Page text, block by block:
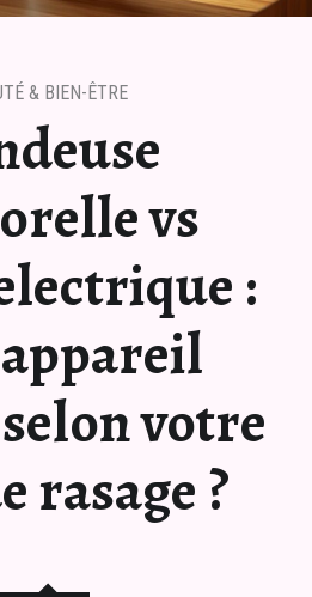
vs
:
votre
rasage ?
& BIEN-ÊTRE